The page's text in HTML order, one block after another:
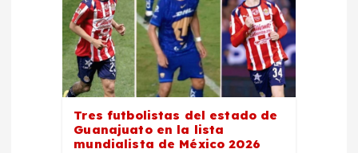
Tres futbolistas del estado de
Guanajuato en la lista
mundialista de México 2026